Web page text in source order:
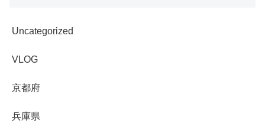
Uncategorized
VLOG
京都府
兵庫県